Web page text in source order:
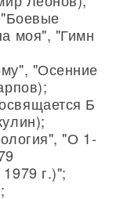
моя", "Гимн
"Осенние
Б
"О 1-
г.)";